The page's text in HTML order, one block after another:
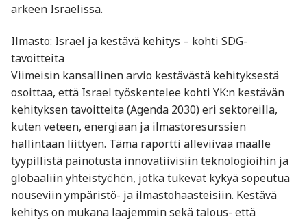
arkeen Israelissa.
Ilmasto: Israel ja kestävä kehitys – kohti SDG-
tavoitteita
Viimeisin kansallinen arvio kestävästä kehityksestä
osoittaa, että Israel työskentelee kohti YK:n kestävän
kehityksen tavoitteita (Agenda 2030) eri sektoreilla,
kuten veteen, energiaan ja ilmastoresurssien
hallintaan liittyen. Tämä raportti alleviivaa maalle
tyypillistä painotusta innovatiivisiin teknologioihin ja
globaaliin yhteistyöhön, jotka tukevat kykyä sopeutua
nouseviin ympäristö- ja ilmastohaasteisiin. Kestävä
kehitys on mukana laajemmin sekä talous- että